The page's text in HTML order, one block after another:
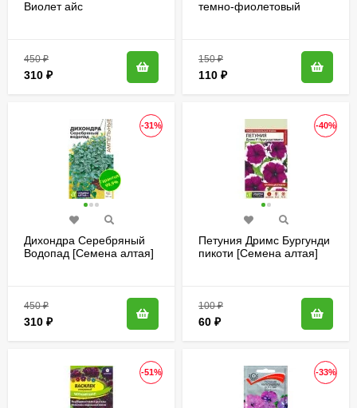
Виолет айс
450₽
310 ₽
темно-фиолетовый
150₽
110 ₽
-31%
Дихондра Серебряный
Водопад [Семена алтая]
450₽
310 ₽
-40%
Петуния Дримс Бургунди
пикоти [Семена алтая]
100₽
60 ₽
-51% -33%